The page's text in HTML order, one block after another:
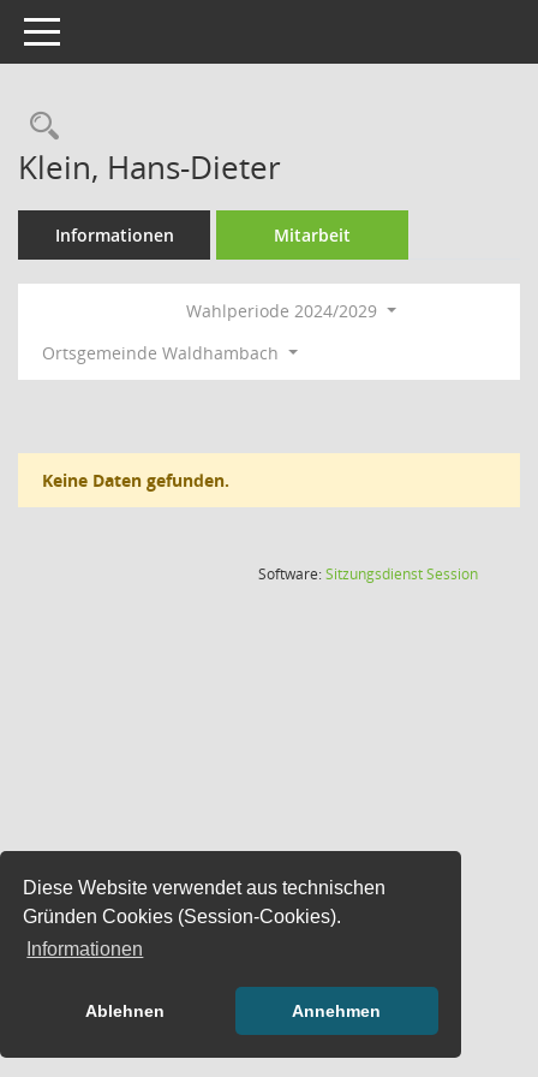
Diese Website verwendet aus technischen
Gründen Cookies (Session-Cookies).
Informationen
Ablehnen Annehmen
Toggle navigation
Rechercheauswahl
Klein, Hans-Dieter
Informationen Mitarbeit
Wahlperiode 2024/2029
Ortsgemeinde Waldhambach
Keine Daten gefunden.
Software:SitzungsdienstSession(Wird in